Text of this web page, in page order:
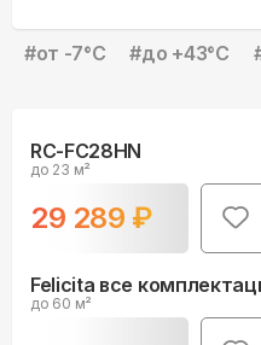
#от -7°С #до +43°С
RC-FC28HN
до 23 м²
29 289 ₽
Felicita все
до 60 м²